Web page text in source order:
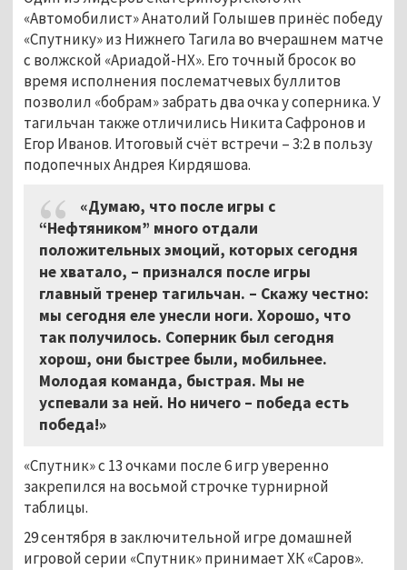
«Автомобилист» Анатолий Голышев принёс победу
«Спутнику» из Нижнего Тагила во вчерашнем матче
с волжской «Ариадой-НХ». Его точный бросок во
время исполнения послематчевых буллитов
позволил «бобрам» забрать два очка у соперника. У
тагильчан также отличились Никита Сафронов и
Егор Иванов. Итоговый счёт встречи –3:2 в пользу
подопечных Андрея Кирдяшова.
«Думаю, что после игры с
“Нефтяником” много отдали
положительных эмоций, которых сегодня
не хватало, – признался после игры
главный тренер тагильчан. – Скажу честно:
мы сегодня еле унесли ноги. Хорошо, что
так получилось. Соперник был сегодня
хорош, они быстрее были, мобильнее.
Молодая команда, быстрая. Мы не
успевали за ней. Но ничего – победа есть
победа!»
«Спутник» с 13 очками после 6 игр уверенно
закрепился на восьмой строчке турнирной
таблицы.
29 сентября в заключительной игре домашней
игровой серии «Спутник» принимает ХК «Саров».